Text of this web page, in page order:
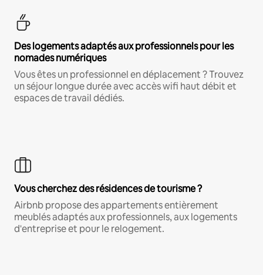
Des logements adaptés aux professionnels pour les
nomades numériques
Vous êtes un professionnel en déplacement ? Trouvez
un séjour longue durée avec accès wifi haut débit et
espaces de travail dédiés.
Vous cherchez des résidences de tourisme ?
Airbnb propose des appartements entièrement
meublés adaptés aux professionnels, aux logements
d'entreprise et pour le relogement.